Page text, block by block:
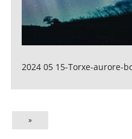
2024 05 15-Torxe-aurore-
»